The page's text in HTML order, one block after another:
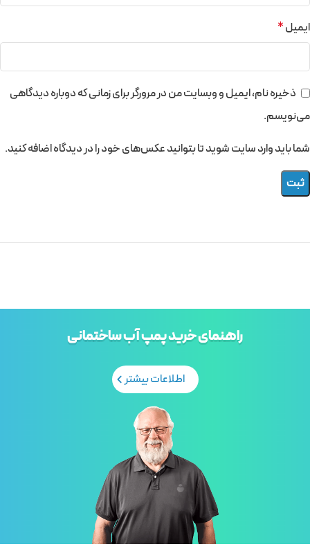
ایمیل*
ذخیره نام، ایمیل و وبسایت من در مرورگر برای زمانی که دوباره دیدگاهی
می‌نویسم.
شما باید وارد سایت شوید تا بتوانید عکس‌های خود را در دیدگاه اضافه کنید.
راهنمای خرید پمپ آب ساختمانی
اطلاعات بیشتر